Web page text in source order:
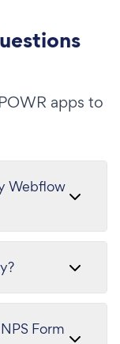
apps to
Webflow
Form